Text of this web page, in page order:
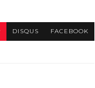
DISQUS FACEBOOK